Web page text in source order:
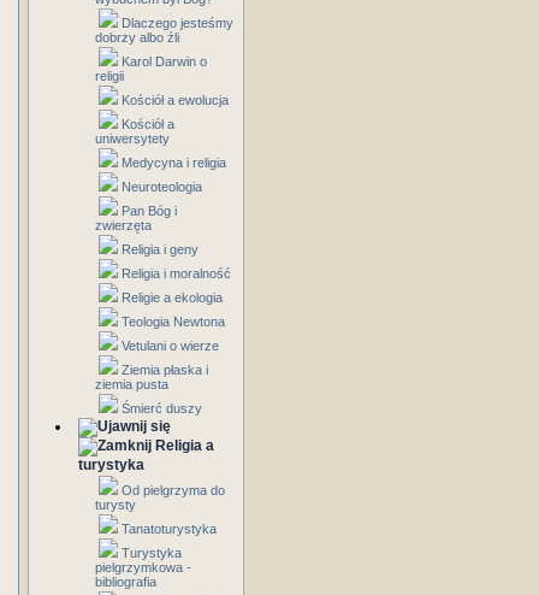
Dlaczego jesteśmy
dobrzy albo źli
Karol Darwin o
religii
Kościół a ewolucja
Kościół a
uniwersytety
Medycyna i religia
Neuroteologia
Pan Bóg i
zwierzęta
Religia i geny
Religia i moralność
Religie a ekologia
Teologia Newtona
Vetulani o wierze
Ziemia płaska i
ziemia pusta
Śmierć duszy
Religia a
turystyka
Od pielgrzyma do
turysty
Tanatoturystyka
Turystyka
pielgrzymkowa -
bibliografia